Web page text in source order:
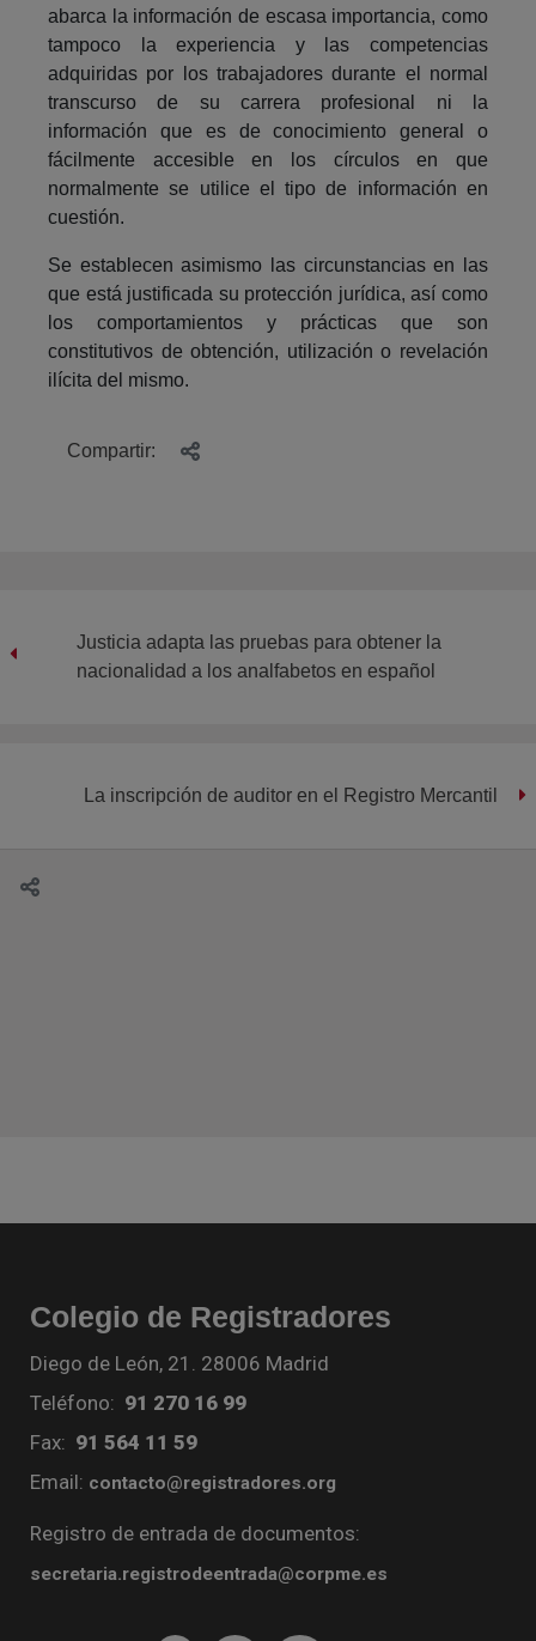
abarca la información de escasa importancia, como
tampoco la experiencia y las competencias
adquiridas por los trabajadores durante el normal
transcurso de su carrera profesional ni la
información que es de conocimiento general o
fácilmente accesible en los círculos en que
normalmente se utilice el tipo de información en
cuestión.
Se establecen asimismo las circunstancias en las
que está justificada su protección jurídica, así como
los comportamientos y prácticas que son
constitutivos de obtención, utilización o revelación
ilícita del mismo.
Compartir:
Justicia adapta las pruebas para obtener la
nacionalidad a los analfabetos en español
La inscripción de auditor en el Registro Mercantil
Colegio de Registradores
Diego de León, 21. 28006 Madrid
Teléfono: 91 270 16 99
Fax: 91 564 11 59
Email: contacto@registradores.org
Registro de entrada de documentos:
secretaria.registrodeentrada@corpme.es